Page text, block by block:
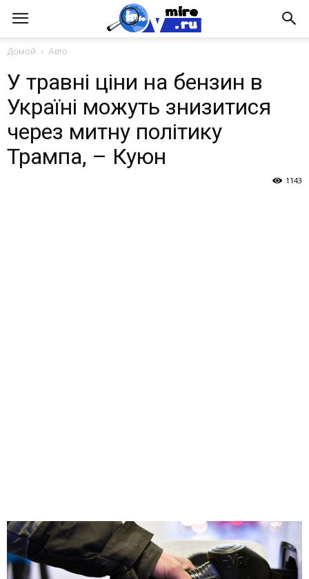
Домой Авто
У травні ціни на бензин в
Україні можуть знизитися
через митну політику
Трампа, – Куюн
1143